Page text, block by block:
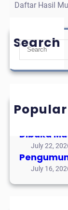
Daftar Hasil
Search
S
a
h
Mutasi
Dibuka
July 22,
July 16,